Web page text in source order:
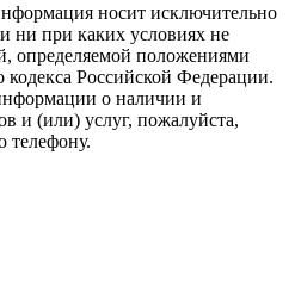
носит исключительно
ни при каких условиях не
определяемой положениями
кодекса Российской Федерации.
о наличии и
и (или) услуг, пожалуйста,
телефону.